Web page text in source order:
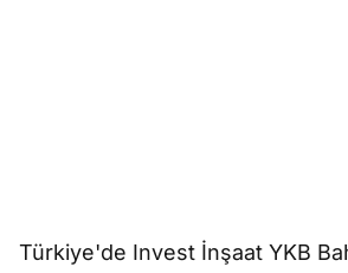
Türkiye'de Invest İnşaat YKB